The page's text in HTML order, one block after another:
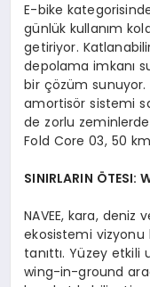
E-bike
günlük kullanım
getiriyor.
depolama imkanı
bir çözüm sunuyor.
amortisör sistemi
de zorlu
Fold Core 03, 50
SINIRLARIN ÖTESI:
NAVEE, kara,
ekosistemi vizyonu
tanıttı. Yüzey
wing-in-ground